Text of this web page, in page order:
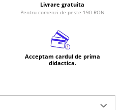
Livrare gratuita
Pentru comenzi de peste 190 RON
Acceptam cardul de prima
didactica.